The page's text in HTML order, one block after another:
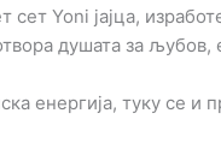
сет Yoni јајца,
душата за
енергија, туку се